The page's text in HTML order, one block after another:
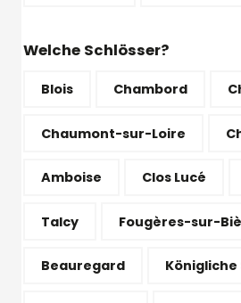
Welche Schlösser?
Blois Chambord
Chaumont-sur-Loire
Amboise Clos Lucé
Talcy Fougères-sur-
Beauregard Königliche